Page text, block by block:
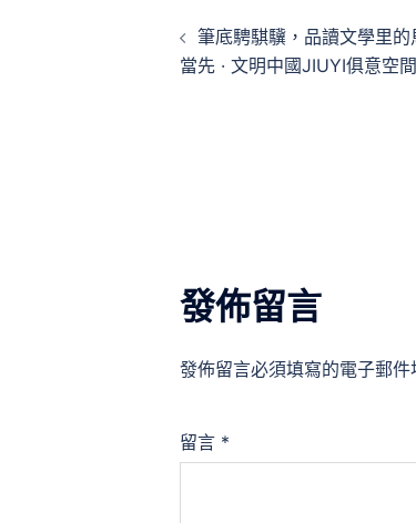
筆底騁騏驥，品讀文學里的
當先 · 文明中國JIUYI俱意空
發佈留言
發佈留言必須填寫的電子郵件
留言 *